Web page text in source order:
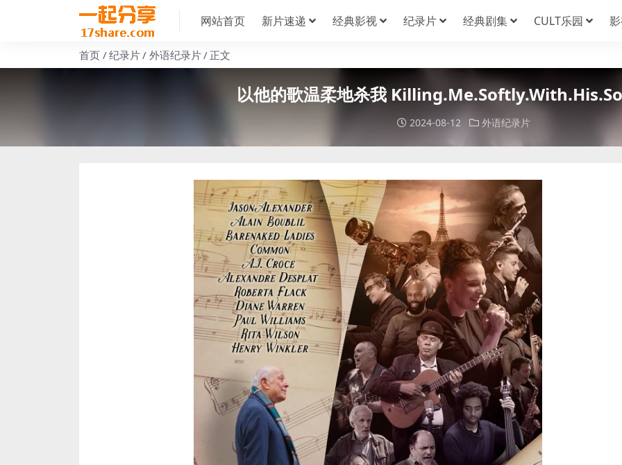
网站首页 新片速递 经典影视 纪录片 经典剧集 CULT乐园
首页 纪录片 外语纪录片 正文
以他的歌温柔地杀我
2024-08-12 外语纪录片